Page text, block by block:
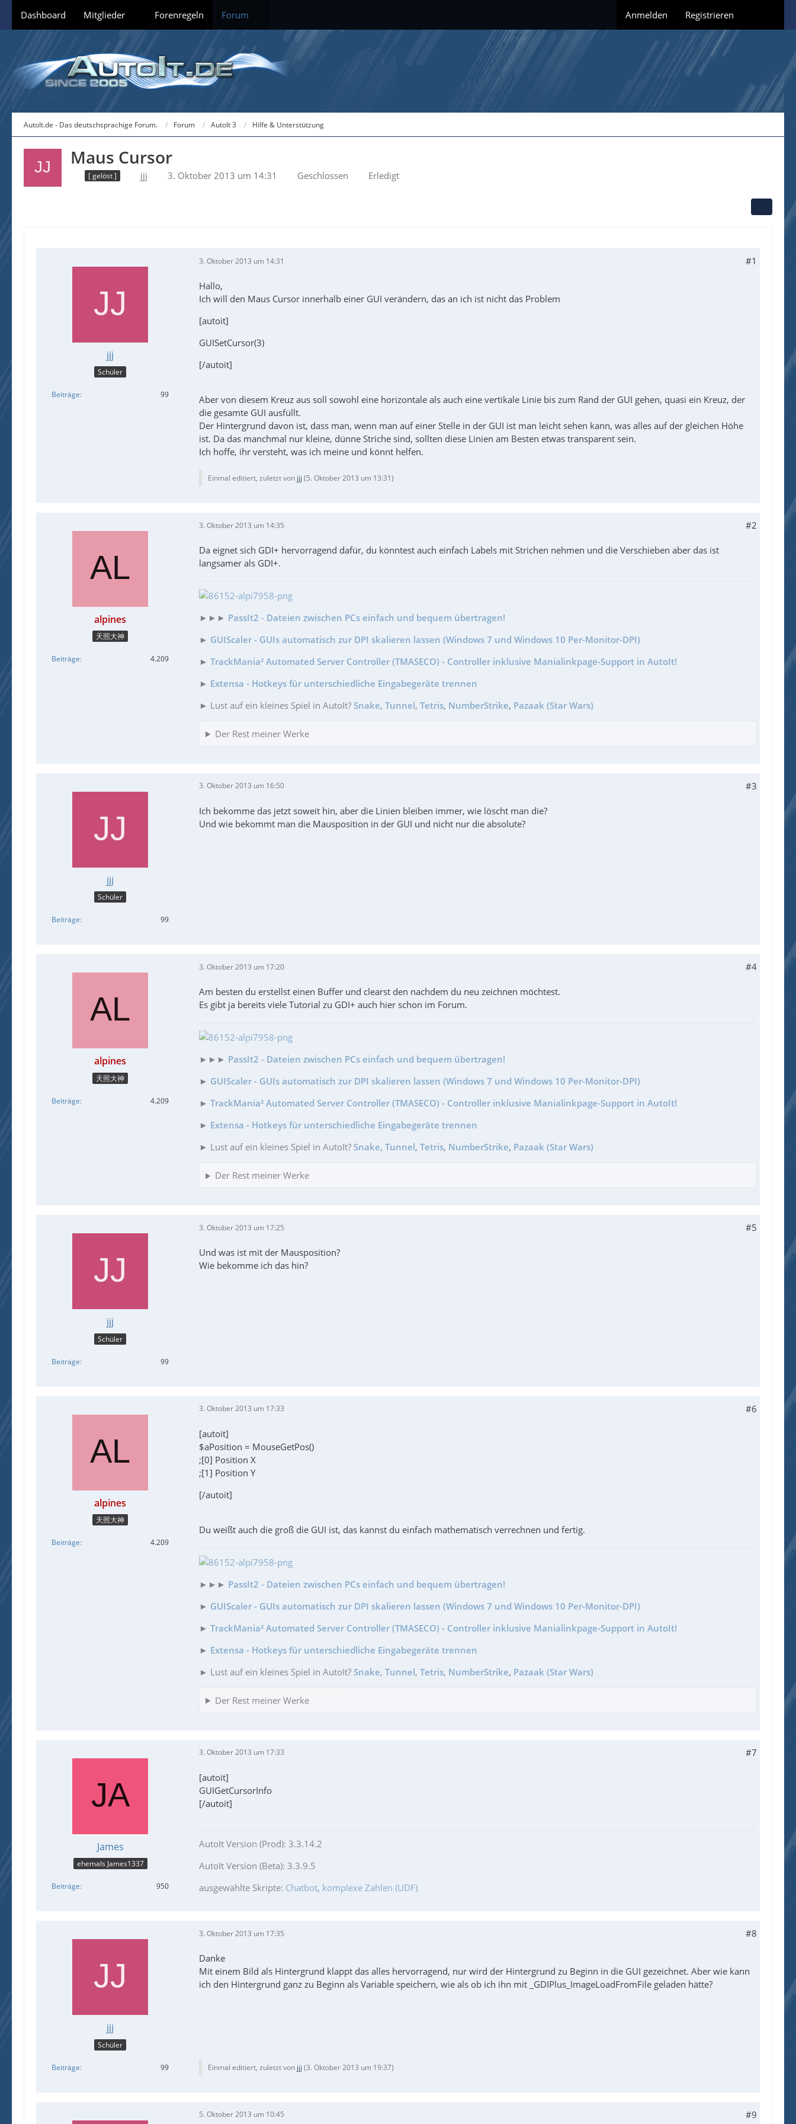
Dashboard Mitglieder Forenregeln Forum Anmelden Registrieren
AutoIt.de - Das deutschsprachige Forum. Forum AutoIt 3 Hilfe & Unterstützung
Maus Cursor
[ gelöst ] jjj 3. Oktober 2013 um 14:31 Geschlossen Erledigt
jjj
Schüler
Beiträge 99
3. Oktober 2013 um 14:31 #1
Hallo,
Ich will den Maus Cursor innerhalb einer GUI verändern, das an ich ist nicht das Problem
[autoit]
GUISetCursor(3)
[/autoit]
Aber von diesem Kreuz aus soll sowohl eine horizontale als auch eine vertikale Linie bis zum Rand der GUI gehen, quasi ein Kreuz, der
die gesamte GUI ausfüllt.
Der Hintergrund davon ist, dass man, wenn man auf einer Stelle in der GUI ist man leicht sehen kann, was alles auf der gleichen Höhe
ist. Da das manchmal nur kleine, dünne Striche sind, sollten diese Linien am Besten etwas transparent sein.
Ich hoffe, ihr versteht, was ich meine und könnt helfen.
Einmal editiert, zuletzt von jjj (5. Oktober 2013 um 13:31)
alpines
天照大神
Beiträge 4.209
3. Oktober 2013 um 14:35 #2
Da eignet sich GDI+ hervorragend dafür, du könntest auch einfach Labels mit Strichen nehmen und die Verschieben aber das ist
langsamer als GDI+.
►►► PassIt2 - Dateien zwischen PCs einfach und bequem übertragen!
► GUIScaler - GUIs automatisch zur DPI skalieren lassen (Windows 7 und Windows 10 Per-Monitor-DPI)
► TrackMania² Automated Server Controller (TMASECO) - Controller inklusive Manialinkpage-Support in AutoIt!
► Extensa - Hotkeys für unterschiedliche Eingabegeräte trennen
► Lust auf ein kleines Spiel in AutoIt? Snake, Tunnel, Tetris, NumberStrike, Pazaak (Star Wars)
Der Rest meiner Werke
jjj
Schüler
Beiträge 99
3. Oktober 2013 um 16:50 #3
Ich bekomme das jetzt soweit hin, aber die Linien bleiben immer, wie löscht man die?
Und wie bekommt man die Mausposition in der GUI und nicht nur die absolute?
alpines
天照大神
Beiträge 4.209
3. Oktober 2013 um 17:20 #4
Am besten du erstellst einen Buffer und clearst den nachdem du neu zeichnen möchtest.
Es gibt ja bereits viele Tutorial zu GDI+ auch hier schon im Forum.
►►► PassIt2 - Dateien zwischen PCs einfach und bequem übertragen!
► GUIScaler - GUIs automatisch zur DPI skalieren lassen (Windows 7 und Windows 10 Per-Monitor-DPI)
► TrackMania² Automated Server Controller (TMASECO) - Controller inklusive Manialinkpage-Support in AutoIt!
► Extensa - Hotkeys für unterschiedliche Eingabegeräte trennen
► Lust auf ein kleines Spiel in AutoIt? Snake, Tunnel, Tetris, NumberStrike, Pazaak (Star Wars)
Der Rest meiner Werke
jjj
Schüler
Beiträge 99
3. Oktober 2013 um 17:25 #5
Und was ist mit der Mausposition?
Wie bekomme ich das hin?
alpines
天照大神
Beiträge 4.209
3. Oktober 2013 um 17:33 #6
[autoit]
$aPosition = MouseGetPos()
;[0] Position X
;[1] Position Y
[/autoit]
Du weißt auch die groß die GUI ist, das kannst du einfach mathematisch verrechnen und fertig.
►►► PassIt2 - Dateien zwischen PCs einfach und bequem übertragen!
► GUIScaler - GUIs automatisch zur DPI skalieren lassen (Windows 7 und Windows 10 Per-Monitor-DPI)
► TrackMania² Automated Server Controller (TMASECO) - Controller inklusive Manialinkpage-Support in AutoIt!
► Extensa - Hotkeys für unterschiedliche Eingabegeräte trennen
► Lust auf ein kleines Spiel in AutoIt? Snake, Tunnel, Tetris, NumberStrike, Pazaak (Star Wars)
Der Rest meiner Werke
James
ehemals James1337
Beiträge 950
3. Oktober 2013 um 17:33 #7
[autoit]
GUIGetCursorInfo
[/autoit]
AutoIt Version (Prod): 3.3.14.2
AutoIt Version (Beta): 3.3.9.5
ausgewählte Skripte: Chatbot, komplexe Zahlen (UDF)
jjj
Schüler
Beiträge 99
3. Oktober 2013 um 17:35 #8
Danke
Mit einem Bild als Hintergrund klappt das alles hervorragend, nur wird der Hintergrund zu Beginn in die GUI gezeichnet. Aber wie kann
ich den Hintergrund ganz zu Beginn als Variable speichern, wie als ob ich ihn mit _GDIPlus_ImageLoadFromFile geladen hätte?
Einmal editiert, zuletzt von jjj (3. Oktober 2013 um 19:37)
5. Oktober 2013 um 10:45 #9